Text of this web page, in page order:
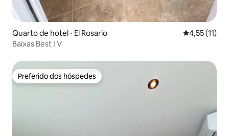
Quarto de hotel ⋅ El Rosario 4,55 de uma
4,55 (11)
Baixas Best I V
Preferido dos hóspedes
Preferido dos hóspedes